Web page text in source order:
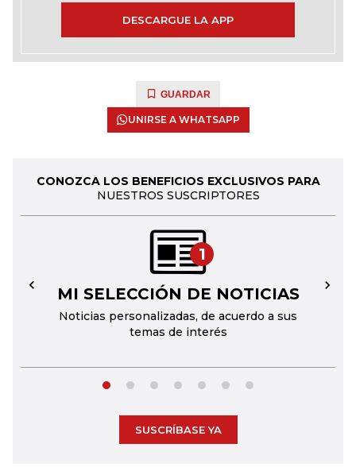
DESCARGUE LA APP
GUARDAR
UNIRSE A WHATSAPP
CONOZCA LOS BENEFICIOS EXCLUSIVOS PARA
NUESTROS SUSCRIPTORES
1
MI SELECCIÓN DE NOTICIAS
Noticias personalizadas, de acuerdo a sus
temas de interés
← →
SUSCRÍBASE YA